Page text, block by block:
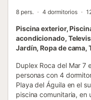
8 pers. 4 dormitorios
Piscina exterior,
acondicionado,
Jardín, Ropa de cama,
Duplex Roca del Mar 7
personas con 4
Playa del Águila en el
piscina comunitaria, en